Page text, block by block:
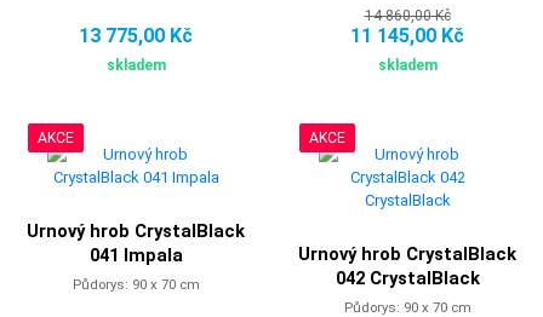
13 775,00 Kč
skladem
14 860,00 Kč
11 145,00 Kč
skladem
AKCE
Urnový hrob CrystalBlack
041 Impala
Půdorys: 90 x 70 cm
AKCE
Urnový hrob CrystalBlack
042 CrystalBlack
Půdorys: 90 x 70 cm